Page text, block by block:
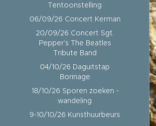
Tentoonstelling
06/09/26 Concert Kerman
20/09/26 Concert Sgt.
Pepper's The Beatles
Tribute Band
04/10/26 Daguitstap
Borinage
18/10/26 Sporen zoeken -
wandeling
9-10/10/26 Kunsthuurbeurs